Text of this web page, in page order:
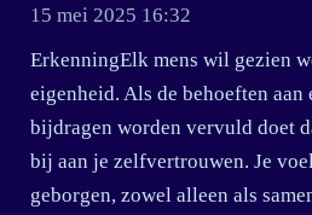
15 mei 2025 16:32
ErkenningElk mens wil gezien
eigenheid. Als de behoeften
bijdragen worden vervuld doet
bij aan je zelfvertrouwen. Je
geborgen, zowel alleen als